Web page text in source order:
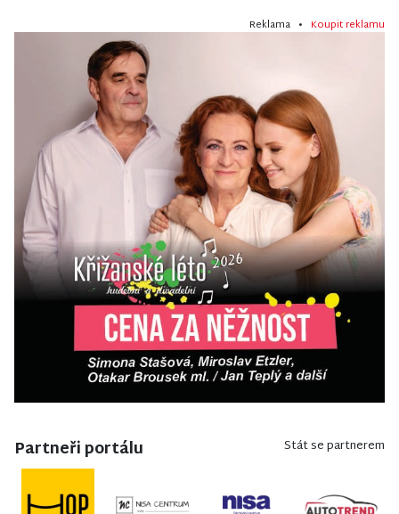
Reklama • Koupit reklamu
Partneři portálu Stát se partnerem